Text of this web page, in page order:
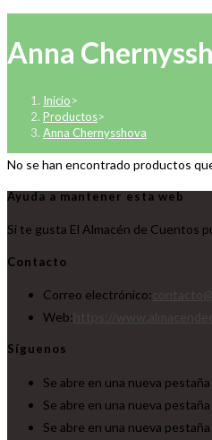
Anna
Inicio>
Productos>
Anna Chernysshova
No se han encontrado productos
Ayuda a mantener esta web
Si te gusta El Almacén de Cuentos
Contacto
Correo electrónico:
Web:
Síguenos
Se abre en una nueva pestaña
Se abre en una nueva pestaña
Se abre en una nueva pestaña